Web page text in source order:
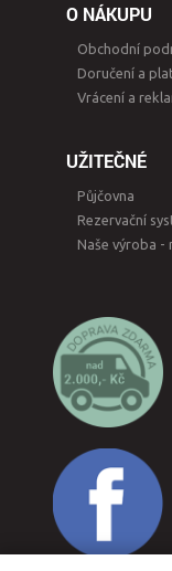
O NÁKUPU
Obchodní
Doručení a
Vrácení a
UŽITEČNÉ
Půjčovna
Rezervační
Naše výroba -